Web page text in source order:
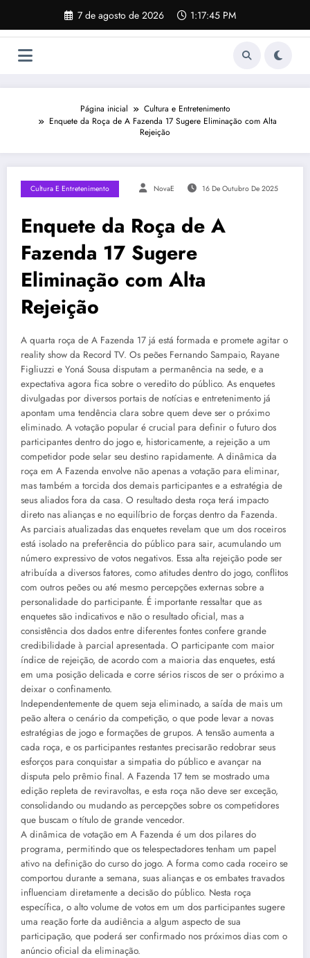
o
7 de agosto de 2026 1:17:46 PM
Página inicial
Cultura e Entretenimento
Enquete da Roça de A Fazenda 17 Sugere Eliminação com Alta
Rejeição
Cultura E Entretenimento NovaE 16 De Outubro De 2025
Enquete da Roça de A
Fazenda 17 Sugere
Eliminação com Alta
Rejeição
A quarta roça de A Fazenda 17 já está formada e promete agitar o
reality show da Record TV. Os peões Fernando Sampaio, Rayane
Figliuzzi e Yoná Sousa disputam a permanência na sede, e a
expectativa agora fica sobre o veredito do público. As enquetes
divulgadas por diversos portais de notícias e entretenimento já
apontam uma tendência clara sobre quem deve ser o próximo
eliminado. A votação popular é crucial para definir o futuro dos
participantes dentro do jogo e, historicamente, a rejeição a um
competidor pode selar seu destino rapidamente. A dinâmica da
roça em A Fazenda envolve não apenas a votação para eliminar,
mas também a torcida dos demais participantes e a estratégia de
seus aliados fora da casa. O resultado desta roça terá impacto
direto nas alianças e no equilíbrio de forças dentro da Fazenda.
As parciais atualizadas das enquetes revelam que um dos roceiros
está isolado na preferência do público para sair, acumulando um
número expressivo de votos negativos. Essa alta rejeição pode ser
atribuída a diversos fatores, como atitudes dentro do jogo, conflitos
com outros peões ou até mesmo percepções externas sobre a
personalidade do participante. É importante ressaltar que as
enquetes são indicativos e não o resultado oficial, mas a
consistência dos dados entre diferentes fontes confere grande
credibilidade à parcial apresentada. O participante com maior
índice de rejeição, de acordo com a maioria das enquetes, está
em uma posição delicada e corre sérios riscos de ser o próximo a
deixar o confinamento.
Independentemente de quem seja eliminado, a saída de mais um
peão altera o cenário da competição, o que pode levar a novas
estratégias de jogo e formações de grupos. A tensão aumenta a
cada roça, e os participantes restantes precisarão redobrar seus
esforços para conquistar a simpatia do público e avançar na
disputa pelo prêmio final. A Fazenda 17 tem se mostrado uma
edição repleta de reviravoltas, e esta roça não deve ser exceção,
consolidando ou mudando as percepções sobre os competidores
que buscam o título de grande vencedor.
A dinâmica de votação em A Fazenda é um dos pilares do
programa, permitindo que os telespectadores tenham um papel
ativo na definição do curso do jogo. A forma como cada roceiro se
comportou durante a semana, suas alianças e os embates travados
influenciam diretamente a decisão do público. Nesta roça
específica, o alto volume de votos em um dos participantes sugere
uma reação forte da audiência a algum aspecto de sua
participação, que poderá ser confirmado nos próximos dias com o
anúncio oficial da eliminação.